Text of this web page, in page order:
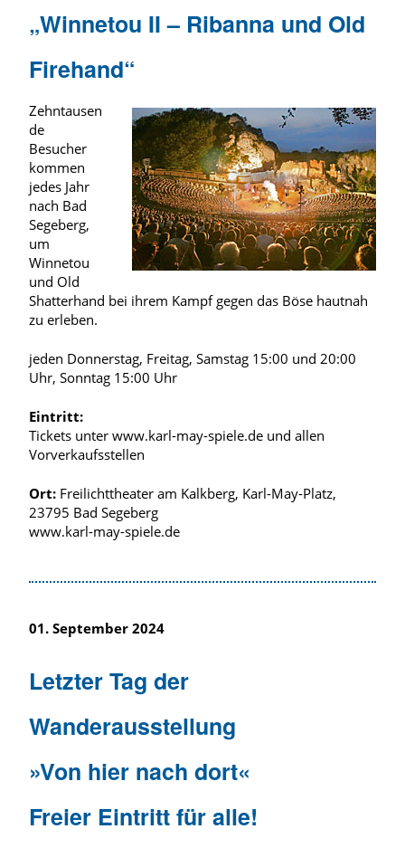
„Winnetou II – Ribanna und Old
Firehand“
Zehntausen
de
Besucher
kommen
jedes Jahr
nach Bad
Segeberg,
um
Winnetou
und Old
Shatterhand bei ihrem Kampf gegen das Böse hautnah
zu erleben.
jeden Donnerstag, Freitag, Samstag 15:00 und 20:00
Uhr, Sonntag 15:00 Uhr
Eintritt:
Tickets unter www.karl-may-spiele.de und allen
Vorverkaufsstellen
Ort: Freilichttheater am Kalkberg, Karl-May-Platz,
23795 Bad Segeberg
www.karl-may-spiele.de
01. September 2024
Letzter Tag der
Wanderausstellung
»Von hier nach dort«
Freier Eintritt für alle!